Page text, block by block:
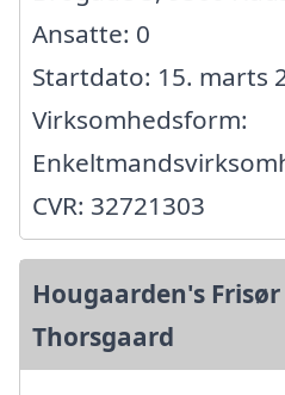
Ansatte: 0
Startdato: 15. marts
Virksomhedsform:
CVR: 32721303
Hougaarden's
Thorsgaard